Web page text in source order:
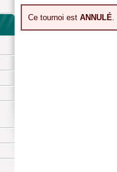
Ce tournoi est ANNULÉ.